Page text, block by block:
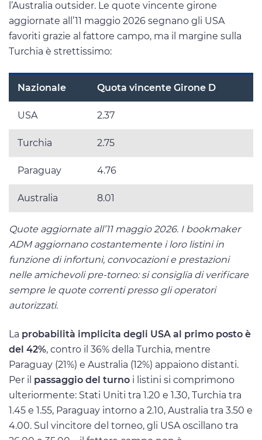
l’Australia outsider. Le quote vincente girone
aggiornate all’11 maggio 2026 segnano gli USA
favoriti grazie al fattore campo, ma il margine sulla
Turchia è strettissimo:
Nazionale Quota vincente Girone D
USA 2.37
Turchia 2.75
Paraguay 4.76
Australia 8.01
Quote aggiornate all’11 maggio 2026. I bookmaker
ADM aggiornano costantemente i loro listini in
funzione di infortuni, convocazioni e prestazioni
nelle amichevoli pre-torneo: si consiglia di verificare
sempre le quote correnti presso gli operatori
autorizzati.
La probabilità implicita degli USA al primo posto è
del 42%, contro il 36% della Turchia, mentre
Paraguay (21%) e Australia (12%) appaiono distanti.
Per il passaggio del turno i listini si comprimono
ulteriormente: Stati Uniti tra 1.20 e 1.30, Turchia tra
1.45 e 1.55, Paraguay intorno a 2.10, Australia tra 3.50 e
4.00. Sul vincitore del torneo, gli USA oscillano tra